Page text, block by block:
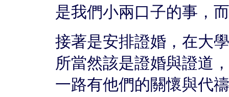
是我們小兩口子的事，
接著是安排證婚，在大
所當然該是證婚與證道
一路有他們的關懷與代